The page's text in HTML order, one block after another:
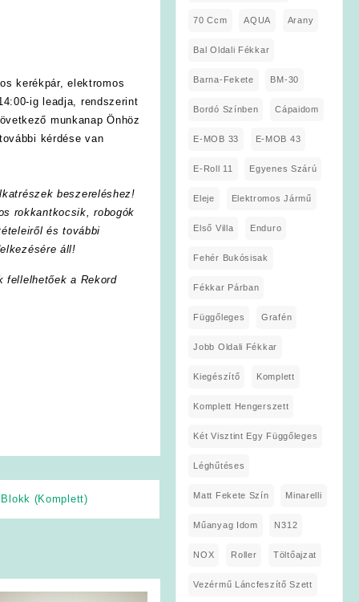
kerékpár, elektromos
ig leadja, rendszerint
munkanap Önhöz
kérdése van
beszereléshez!
rokkantkocsik, robogók
és további
áll!
fellelhetőek a Rekord
Blokk (Komplett)
70 Ccm AQUA Arany
Bal Oldali Fékkar
Barna-Fekete BM-30
Bordó Színben Cápaidom
E-MOB 33 E-MOB 43
E-Roll 11 Egyenes Szárú
Eleje Elektromos Jármű
Első Villa Enduro
Fehér Bukósisak
Fékkar Párban
Függőleges Grafén
Jobb Oldali Fékkar
Kiegészítő Komplett
Komplett Hengerszett
Két Visztint Egy Függőleges
Léghűtéses
Matt Fekete Szín Minarelli
Műanyag Idom N312
NOX Roller Töltőajzat
Vezérmű Láncfeszítő Szett